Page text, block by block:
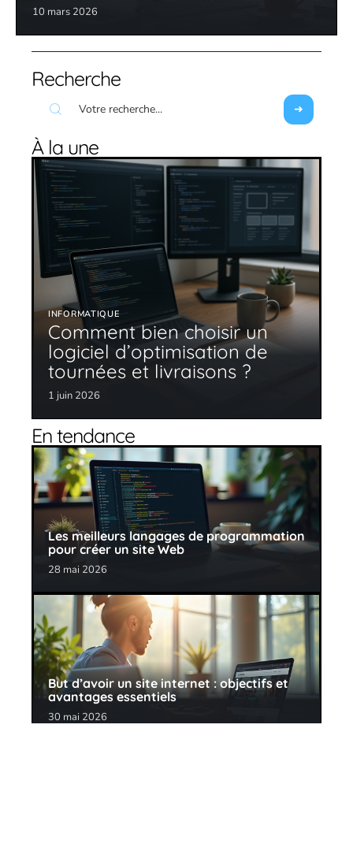
10 mars 2026
Recherche
À la une
INFORMATIQUE
Comment bien choisir un
logiciel d’optimisation de
tournées et livraisons ?
1 juin 2026
En tendance
Les meilleurs langages de programmation
pour créer un site Web
28 mai 2026
But d’avoir un site internet : objectifs et
avantages essentiels
30 mai 2026